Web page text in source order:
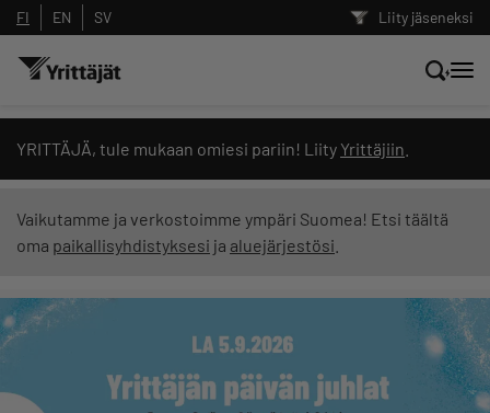
Liity jäseneksi
FI EN SV
YRITTÄJÄ, tule mukaan omiesi pariin! Liity Yrittäjiin
Vaikutamme ja verkostoimme ympäri Suomea! Etsi täältä
oma paikallisyhdistyksesi ja aluejärjestösi
Hae sivustolta tai kysy suoraan
Yrittäjien tekoälyltä
Suodata hakutuloksia: näytä kaikki sisältö